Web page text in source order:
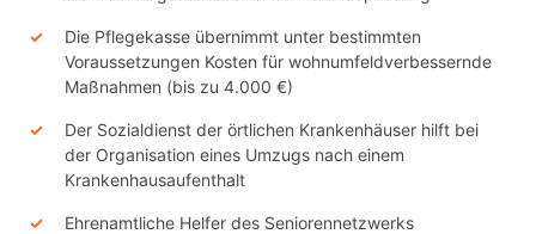
Die Pflegekasse übernimmt unter bestimmten
Voraussetzungen Kosten für wohnumfeldverbessernde
Maßnahmen (bis zu 4.000 €)
Der Sozialdienst der örtlichen Krankenhäuser hilft bei
der Organisation eines Umzugs nach einem
Krankenhausaufenthalt
Ehrenamtliche Helfer des Seniorennetzwerks